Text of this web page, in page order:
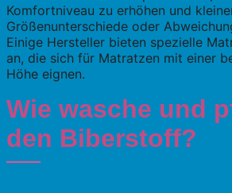
Komfortniveau zu erhöhen und
Größenunterschiede oder
Einige Hersteller bieten spezielle
an, die sich für Matratzen mit einer
Höhe eignen.
Wie wasche und
den Biberstoff?